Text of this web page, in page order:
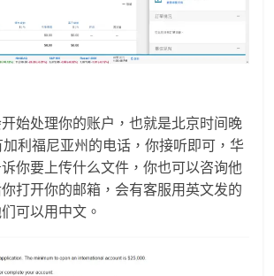
始处理你的账户，也就是北京时间晚
利福尼亚州的电话，你接听即可，华
你要上传什么文件，你也可以咨询他
打开你的邮箱，会有客服用英文发的
可以用中文。